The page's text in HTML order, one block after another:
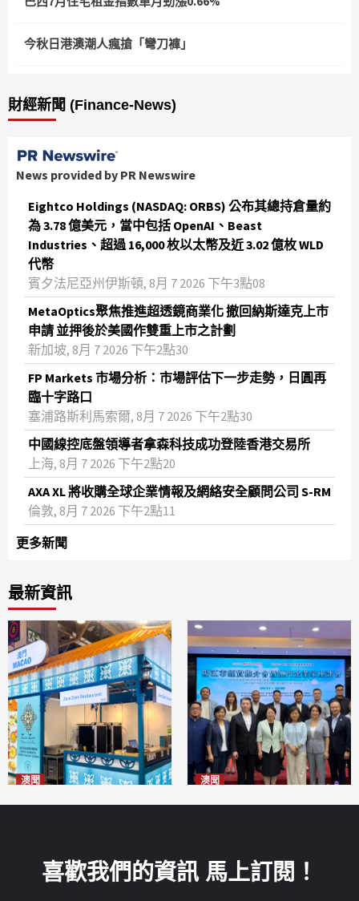
今秋日港澳潮人瘋搶「彎刀褲」
財經新聞 (Finance-News)
News provided by PR Newswire
Eightco Holdings (NASDAQ: ORBS) 公布其總持倉量約
為 3.78 億美元，當中包括 OpenAI、Beast
Industries、超過 16,000 枚以太幣及近 3.02 億枚 WLD
代幣
賓夕法尼亞州伊斯頓, 8月 7 2026 下午3點08
MetaOptics聚焦推進超透鏡商業化 撤回納斯達克上市
申請 並押後於美國作雙重上市之計劃
新加坡, 8月 7 2026 下午2點30
FP Markets 市場分析：市場評估下一步走勢，日圓再
臨十字路口
塞浦路斯利馬索爾, 8月 7 2026 下午2點30
中國線控底盤領導者拿森科技成功登陸香港交易所
上海, 8月 7 2026 下午2點20
AXA XL 將收購全球企業情報及網絡安全顧問公司 S-RM
倫敦, 8月 7 2026 下午2點11
更多新聞
最新資訊
澳聞 澳聞
喜歡我們的資訊 馬上訂閱！